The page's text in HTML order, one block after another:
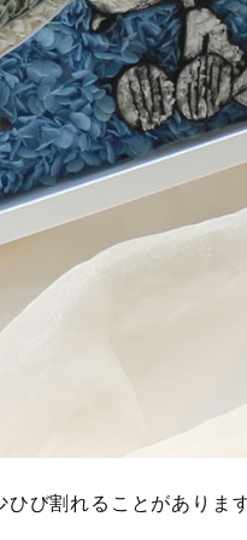
び割れることがあります